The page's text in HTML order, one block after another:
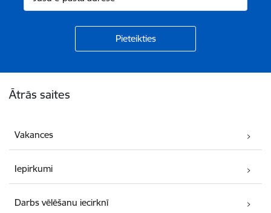
Ātrās saites
Vakances
Iepirkumi
Darbs vēlēšanu iecirknī